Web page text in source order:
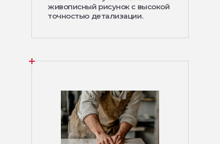
живописный рисунок с высокой
точностью детализации.